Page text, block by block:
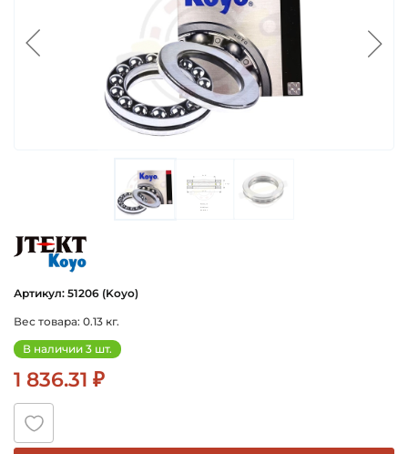
Артикул: 51206 (Koyo)
Вес товара: 0.13 кг.
В наличии 3 шт.
1 836.31 ₽